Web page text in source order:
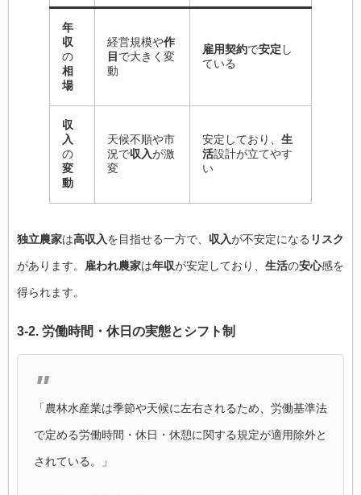
年
収
の
相
場
経営規模や作
目 で大きく変
動
雇用契約で安定 し
ている
収
入
の
変
動
天候不順や市
況で収入が激
変
安定しており、 生
活設計が立てやす
い
独立農家は高収入を目指せる一方で、 収入が不安定になる リスク
があります。 雇われ農家は年収が安定しており、 生活の安心感を
得られます。
3-2. 労働時間 ・ 休日 の実態とシフト制
「農林水産業は季節や天候に左右されるため、労働基準法
で定める労働時間・休日・休憩に関する規定が適用除外と
されている。」